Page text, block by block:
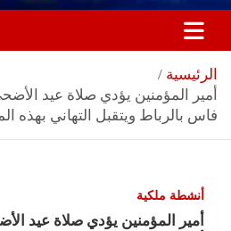
الرئيسية
أمير المؤمنين يؤدي صلاة عيد
فاس بالرباط ويتقبل التهاني بهذه
أنشطة ملكية
أمير المؤمنين يؤدي صلاة عيد